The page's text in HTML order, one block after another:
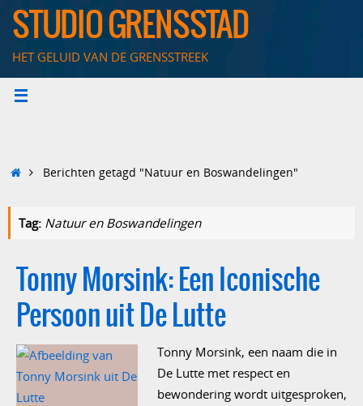
Ga
naarSTUDIO GRENSSTAD
HET GELUID VAN DE GRENSSTREEK
HomeBerichten getagd "Natuur en Boswandelingen"
Tag: Natuur en Boswandelingen
Tonny Morsink: Een Iconische
Persoon uit De Lutte
Tonny Morsink, een naam die in
De Lutte met respect en
bewondering wordt uitgesproken,